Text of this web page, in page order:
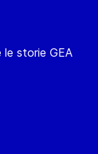
storie GEA